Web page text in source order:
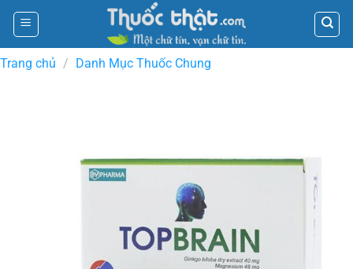
Skip
content
Trang chủ / Danh Mục Thuốc Chung